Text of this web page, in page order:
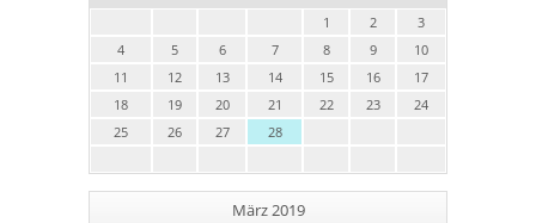
1
2
3
4
5 6 7 8 9
10
11
12 13 14 15 16
17
18
19 20 21 22 23
24
25
26 27 28
März 2019